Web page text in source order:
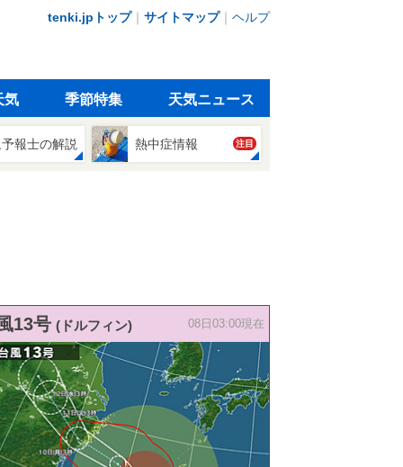
tenki.jpトップ｜ サイトマップ｜ ヘルプ
気 季節特集 天気ニュース
報士の解説 熱中症情報 注目
13号 (ドルフィン) 08日03:00現在